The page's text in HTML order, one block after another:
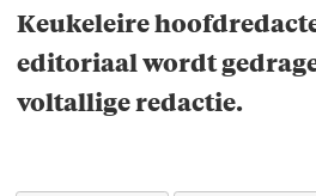
Keukeleire
editoriaal wordt
voltallige redactie.